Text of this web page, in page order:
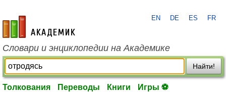
academic.ru
EN DE ES FR
Словари и энциклопедии на Академике
Найти!
Толкования Переводы Книги Игры ⚽